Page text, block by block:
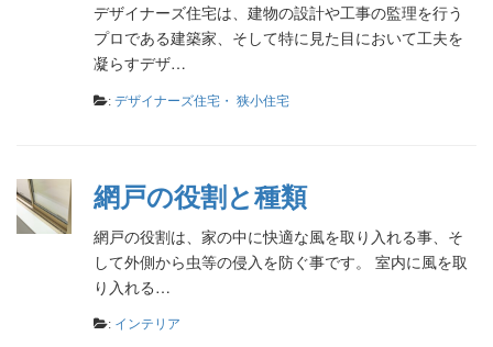
デザイナーズ住宅は、建物の設計や工事の監理を行う
プロである建築家、そして特に見た目において工夫を
凝らすデザ…
: デザイナーズ住宅・ 狭小住宅
網戸の役割と種類
網戸の役割は、家の中に快適な風を取り入れる事、そ
して外側から虫等の侵入を防ぐ事です。 室内に風を取
り入れる…
: インテリア